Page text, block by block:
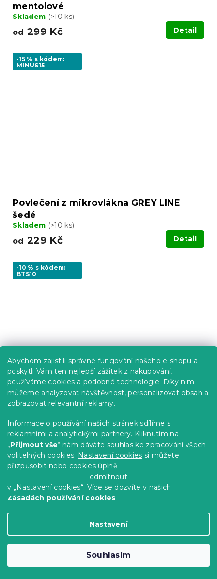
Abychom zajistili správné fungování našeho e-shopu a
poskytli Vám ten nejlepší zážitek z nakupování,
používáme cookies a podobné technologie. Díky nim
můžeme analyzovat návštěvnost, personalizovat obsah a
zobrazovat relevantní reklamy.
Informace o používání našich stránek sdílíme s
reklamními a analytickými partnery. Kliknutím na
„Přijmout vše“ nám dáváte souhlas ke zpracování všech
volitelných cookies. Nastavení cookies si můžete
přizpůsobit nebo cookies úplně
odmítnout
v „Nastavení cookies“. Více se dozvíte v našich
Zásadách používání cookies
Nastavení
Souhlasím
mentolové
Skladem (>10 ks)
od 299 Kč Detail
-15 % s kódem:
MINUS15
Povlečení z mikrovlákna GREY LINE
šedé
Skladem (>10 ks)
od 229 Kč Detail
-10 % s kódem:
BTS10
Skladem(>10 ks)
235 Kč Do Košíku
-15 % s kódem:
MINUS15